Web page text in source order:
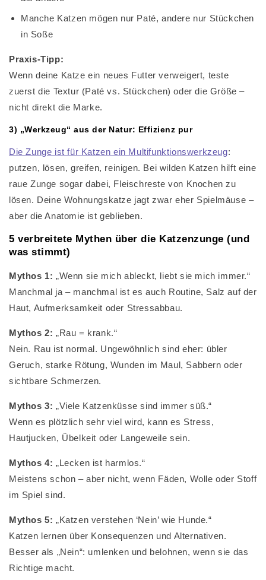
Manche Katzen mögen nur Paté, andere nur Stückchen
in Soße
Praxis-Tipp:
Wenn deine Katze ein neues Futter verweigert, teste
zuerst die Textur (Paté vs. Stückchen) oder die Größe –
nicht direkt die Marke.
3) „Werkzeug“ aus der Natur: Effizienz pur
Die Zunge ist für Katzen ein Multifunktionswerkzeug:
putzen, lösen, greifen, reinigen. Bei wilden Katzen hilft eine
raue Zunge sogar dabei, Fleischreste von Knochen zu
lösen. Deine Wohnungskatze jagt zwar eher Spielmäuse –
aber die Anatomie ist geblieben.
5 verbreitete Mythen über die Katzenzunge (und
was stimmt)
Mythos 1: „Wenn sie mich ableckt, liebt sie mich immer.“
Manchmal ja – manchmal ist es auch Routine, Salz auf der
Haut, Aufmerksamkeit oder Stressabbau.
Mythos 2: „Rau = krank.“
Nein. Rau ist normal. Ungewöhnlich sind eher: übler
Geruch, starke Rötung, Wunden im Maul, Sabbern oder
sichtbare Schmerzen.
Mythos 3: „Viele Katzenküsse sind immer süß.“
Wenn es plötzlich sehr viel wird, kann es Stress,
Hautjucken, Übelkeit oder Langeweile sein.
Mythos 4: „Lecken ist harmlos.“
Meistens schon – aber nicht, wenn Fäden, Wolle oder Stoff
im Spiel sind.
Mythos 5: „Katzen verstehen ‘Nein’ wie Hunde.“
Katzen lernen über Konsequenzen und Alternativen.
Besser als „Nein“: umlenken und belohnen, wenn sie das
Richtige macht.